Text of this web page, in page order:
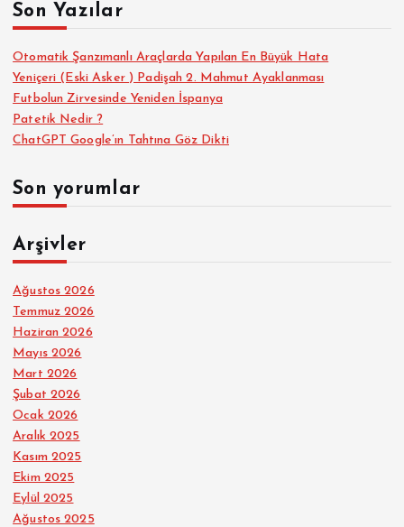
:Son Yazılar
Otomatik Şanzımanlı Araçlarda Yapılan En Büyük Hata
Yeniçeri (Eski Asker ) Padişah 2. Mahmut Ayaklanması
Futbolun Zirvesinde Yeniden İspanya
Patetik Nedir ?
ChatGPT Google’ın Tahtına Göz Dikti
Son yorumlar
Arşivler
Ağustos 2026
Temmuz 2026
Haziran 2026
Mayıs 2026
Mart 2026
Şubat 2026
Ocak 2026
Aralık 2025
Kasım 2025
Ekim 2025
Eylül 2025
Ağustos 2025